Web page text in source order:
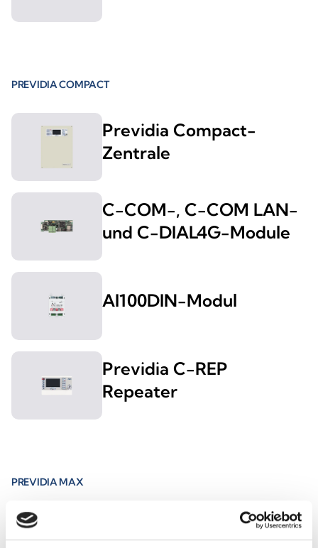
PREVIDIA COMPACT
Previdia Compact-
Zentrale
C-COM-, C-COM LAN-
und C-DIAL4G-Module
AI100DIN-Modul
Previdia C-REP
Repeater
PREVIDIA MAX
Previdia Max-Zentrale